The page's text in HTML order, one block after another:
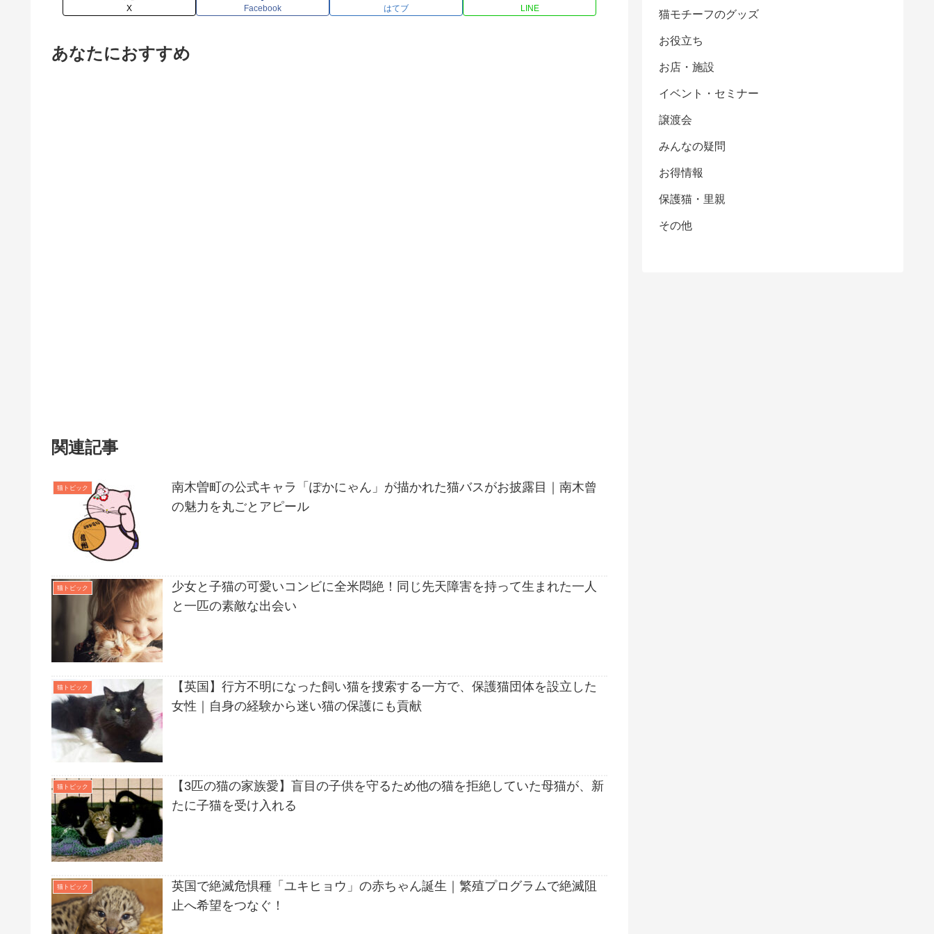
X Facebook はてブ LINE
あなたにおすすめ
関連記事
猫トピック
南木曽町の公式キャラ「ぽかにゃん」が描かれた猫バスがお披露目｜南木曾
の魅力を丸ごとアピール
猫トピック
少女と子猫の可愛いコンビに全米悶絶！同じ先天障害を持って生まれた一人
と一匹の素敵な出会い
猫トピック
【英国】行方不明になった飼い猫を捜索する一方で、保護猫団体を設立した
女性｜自身の経験から迷い猫の保護にも貢献
猫トピック
【3匹の猫の家族愛】盲目の子供を守るため他の猫を拒絶していた母猫が、新
たに子猫を受け入れる
猫トピック
英国で絶滅危惧種「ユキヒョウ」の赤ちゃん誕生｜繁殖プログラムで絶滅阻
止へ希望をつなぐ！
猫モチーフのグッズ
お役立ち
お店・施設
イベント・セミナー
譲渡会
みんなの疑問
お得情報
保護猫・里親
その他